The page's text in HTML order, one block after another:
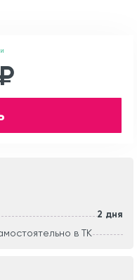
2 дня
в ТК